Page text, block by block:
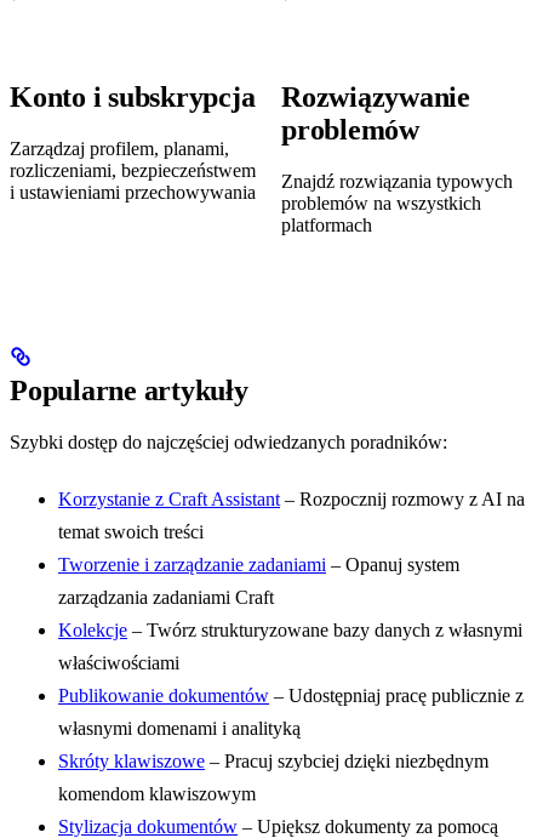
Konto i subskrypcja
Zarządzaj profilem, planami,
rozliczeniami, bezpieczeństwem
i ustawieniami przechowywania
Rozwiązywanie
problemów
Znajdź rozwiązania typowych
problemów na wszystkich
platformach
Popularne artykuły
Szybki dostęp do najczęściej odwiedzanych poradników:
Korzystanie z Craft Assistant – Rozpocznij rozmowy z AI na
temat swoich treści
Tworzenie i zarządzanie zadaniami – Opanuj system
zarządzania zadaniami Craft
Kolekcje – Twórz strukturyzowane bazy danych z własnymi
właściwościami
Publikowanie dokumentów – Udostępniaj pracę publicznie z
własnymi domenami i analityką
Skróty klawiszowe – Pracuj szybciej dzięki niezbędnym
komendom klawiszowym
Stylizacja dokumentów – Upiększ dokumenty za pomocą